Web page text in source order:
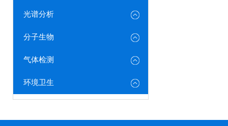
光谱分析
分子生物
气体检测
环境卫生